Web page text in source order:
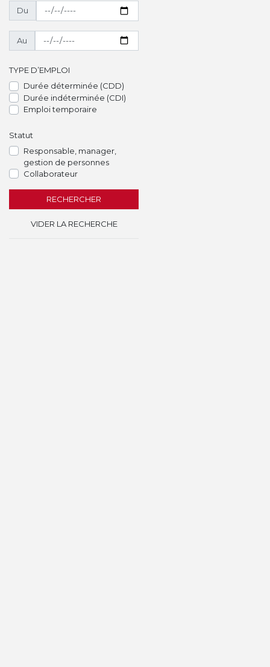
Du
Au
TYPE D’EMPLOI
Durée déterminée (CDD)
Durée indéterminée (CDI)
Emploi temporaire
Statut
Responsable, manager,
gestion de personnes
Collaborateur
RECHERCHER
VIDER LA RECHERCHE